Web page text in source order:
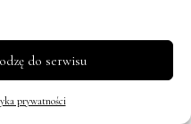
do serwisu
prywatności